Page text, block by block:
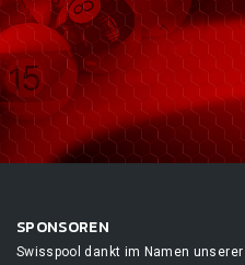
SPONSOREN
Swisspool dankt im Namen